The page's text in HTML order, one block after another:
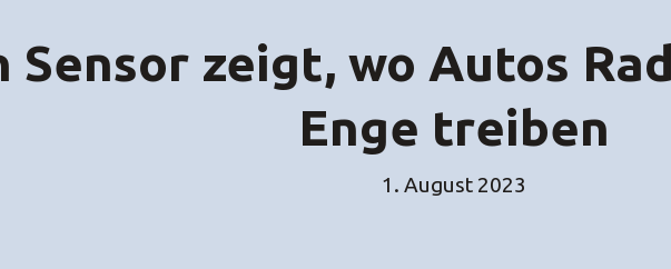
Sensor zeigt, wo Autos
Enge treiben
1. August 2023